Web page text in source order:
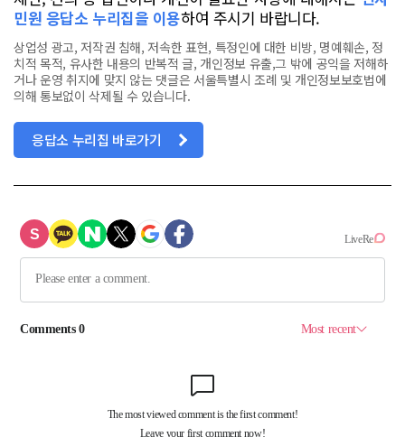
민원 응답소 누리집을 이용하여 주시기 바랍니다.
상업성 광고, 저작권 침해, 저속한 표현, 특정인에 대한 비방, 명예훼손, 정
치적 목적, 유사한 내용의 반복적 글, 개인정보 유출,그 밖에 공익을 저해하
거나 운영 취지에 맞지 않는 댓글은 서울특별시 조례 및 개인정보보호법에
의해 통보없이 삭제될 수 있습니다.
응답소 누리집 바로가기